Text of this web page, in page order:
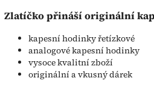
Zlatíčko přináší originální
kapesní hodinky řetízkové
analogové kapesní hodinky
vysoce kvalitní zboží
originální a vkusný dárek